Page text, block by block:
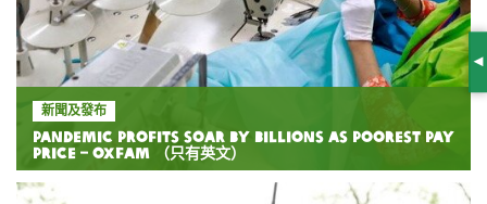
新聞及發布
Pandemic profits soar by billions as poorest pay
price – Oxfam （只有英文）